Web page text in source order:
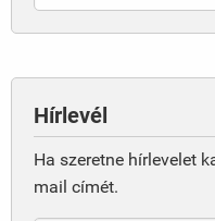
Hírlevél
Ha szeretne hírlevelet
mail címét.